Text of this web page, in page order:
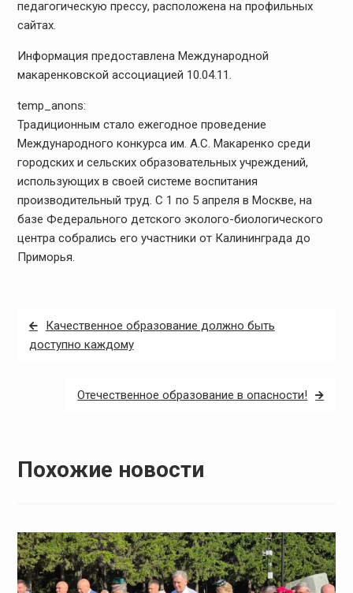
педагогическую прессу, расположена на профильных
сайтах.
Информация предоставлена Международной
макаренковской ассоциацией 10.04.11.
temp_anons:
Традиционным стало ежегодное проведение
Международного конкурса им. А.С. Макаренко среди
городских и сельских образовательных учреждений,
использующих в своей системе воспитания
производительный труд. С 1 по 5 апреля в Москве, на
базе Федерального детского эколого-биологического
центра собрались его участники от Калининграда до
Приморья.
Навигация
по
Качественное образование должно быть
доступно каждому
Отечественное образование в опасности!
Похожие новости